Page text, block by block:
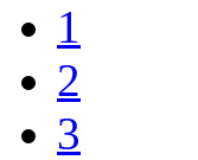
1
2
3